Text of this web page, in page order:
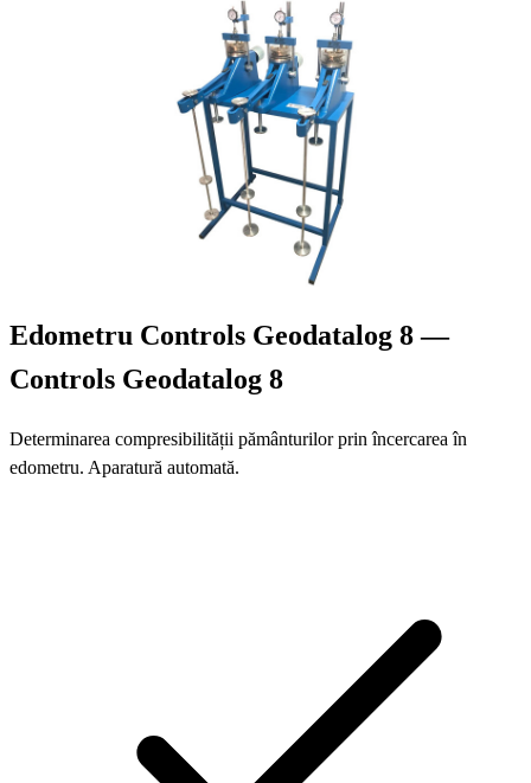
Edometru Controls Geodatalog 8 —
Controls Geodatalog 8
Determinarea compresibilității pământurilor prin încercarea în
edometru. Aparatură automată.